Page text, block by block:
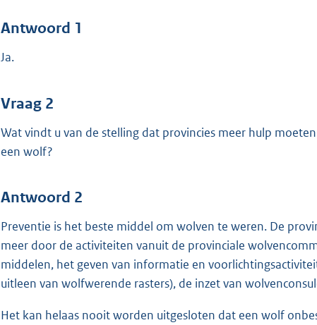
Antwoord 1
Ja.
Vraag 2
Wat vindt u van de stelling dat provincies meer hulp
een wolf?
Antwoord 2
Preventie is het beste middel om wolven te weren. De
meer door de activiteiten vanuit de provinciale
middelen, het geven van informatie en
uitleen van wolfwerende rasters), de inzet van
Het kan helaas nooit worden uitgesloten dat een wolf